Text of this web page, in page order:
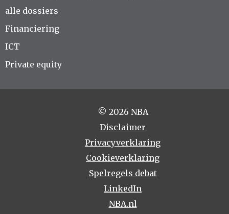
alle dossiers
Financiering
ICT
Private equity
© 2026 NBA
Disclaimer
Privacyverklaring
Cookieverklaring
Spelregels debat
LinkedIn
NBA.nl